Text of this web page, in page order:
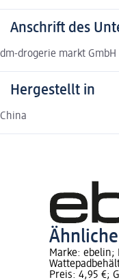
Anschrift des
dm-drogerie markt GmbH
Hergestellt in
China
Marke: ebelin;
Preis: 4,95 €;